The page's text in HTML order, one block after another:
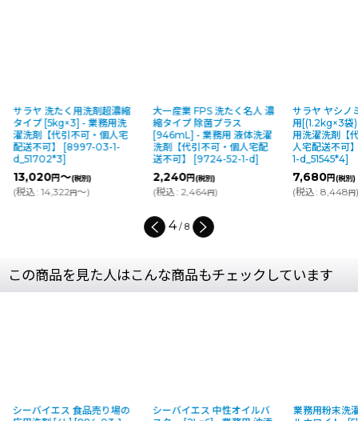
サラヤ 洗たく用洗剤超濃縮
タイプ [5kg×3] - 業務用洗
濯洗剤【代引不可・個人宅
配送不可】
[8997-03-1-
d_51702*3]
13,020円～(税別)
(税込: 14,322円～)
大一産業 FPS 洗たく名人 濃
縮タイプ 除菌プラス
[946mL] - 業務用 液体洗濯
洗剤【代引不可・個人宅配
送不可】
[9724-52-1-d]
2,240円(税別)
(税込: 2,464円)
サラヤ ヤシノ
用[(1.2kg×3袋
用洗濯洗剤【
人宅配送不可
1-d_51545*4]
7,680円(税別)
(税込: 8,448円
4/ 8
この商品を見た人はこんな商品もチェックしています
シーバイエス 中性オイルバ
業務用粉末洗濯洗剤 ソニカ
シーバイエス